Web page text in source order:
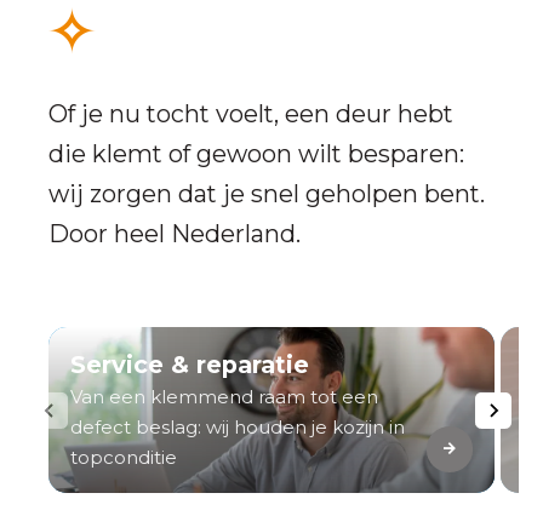
Of je nu tocht voelt, een deur hebt
die klemt of gewoon wilt besparen:
wij zorgen dat je snel geholpen bent.
Door heel Nederland.
Service & reparatie
Van een klemmend raam tot een
defect beslag: wij houden je kozijn in
topconditie